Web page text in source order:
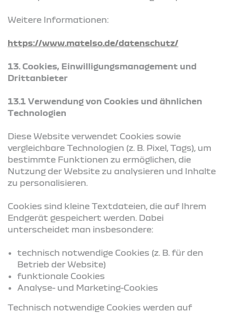
Weitere Informationen:
https://www.matelso.de/datenschutz/
13. Cookies, Einwilligungsmanagement und
Drittanbieter
13.1 Verwendung von Cookies und ähnlichen
Technologien
Diese Website verwendet Cookies sowie
vergleichbare Technologien (z. B. Pixel, Tags), um
bestimmte Funktionen zu ermöglichen, die
Nutzung der Website zu analysieren und Inhalte
zu personalisieren.
Cookies sind kleine Textdateien, die auf Ihrem
Endgerät gespeichert werden. Dabei
unterscheidet man insbesondere:
technisch notwendige Cookies (z. B. für den
Betrieb der Website)
funktionale Cookies
Analyse- und Marketing-Cookies
Technisch notwendige Cookies werden auf